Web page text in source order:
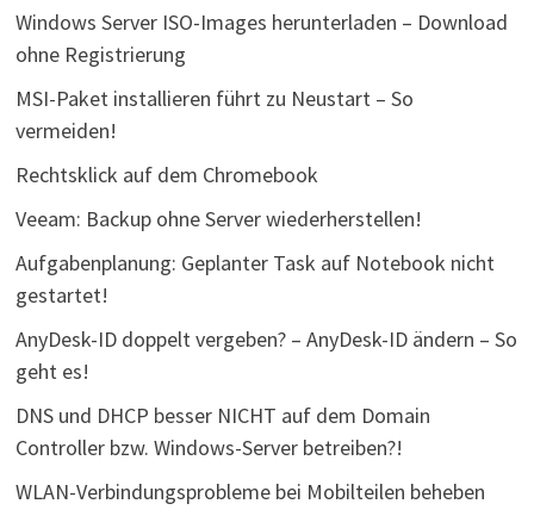
Windows Server ISO-Images herunterladen – Download
ohne Registrierung
MSI-Paket installieren führt zu Neustart – So
vermeiden!
Rechtsklick auf dem Chromebook
Veeam: Backup ohne Server wiederherstellen!
Aufgabenplanung: Geplanter Task auf Notebook nicht
gestartet!
AnyDesk-ID doppelt vergeben? – AnyDesk-ID ändern – So
geht es!
DNS und DHCP besser NICHT auf dem Domain
Controller bzw. Windows-Server betreiben?!
WLAN-Verbindungsprobleme bei Mobilteilen beheben